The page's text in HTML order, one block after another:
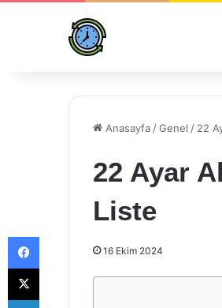
Anasayfa /Genel / 22
22 Ayar
Liste
16 Ekim 2024
Facebook
X
LinkedIn